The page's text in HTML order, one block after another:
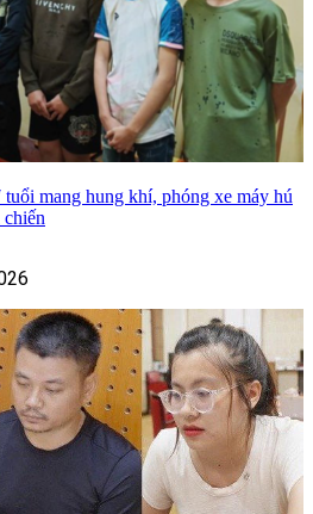
mang hung khí, phóng xe máy hú